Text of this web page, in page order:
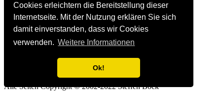
Cookies erleichtern die Bereitstellung dieser
Internetseite. Mit der Nutzung erklären Sie sich
damit einverstanden, dass wir Cookies
verwenden. Weitere Informationen
Ok!
152 Besucher online
(davon 0 registriert)
Hitliste linkender Websites
Instagram(31)
DVV-Beach-Seite(13)
SV Warnemünde Volleyball(1)
Homepage hierher:Info...
Alle Seiten Copyright © 2002-2022 Steffen Bock